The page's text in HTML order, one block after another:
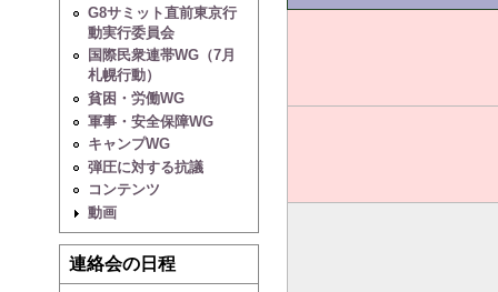
G8サミット直前東京行
動実行委員会
国際民衆連帯WG（7月
札幌行動）
貧困・労働WG
軍事・安全保障WG
キャンプWG
弾圧に対する抗議
コンテンツ
動画
連絡会の日程